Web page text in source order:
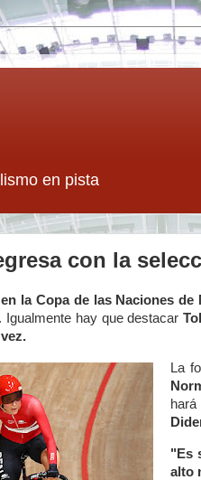
en pista
con la
la Copa de las Naciones de
hay que destacar
La
"Es
alto